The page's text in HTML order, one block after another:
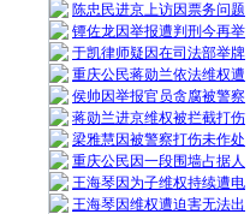
陈忠民进京上访因票务问题
镡佐龙因举报遭判刑今再举
于凯律师疑因在司法部举牌
重庆公民蒋勋兰依法维权遭
侯帅因举报官员贪腐被警察
蒋勋兰进京维权被拦截打伤
梁雅慧因被警察打伤未作处
重庆公民因一段围墙占据人
王海琴因为子维权持续遭电
王海琴因维权遭迫害无法出